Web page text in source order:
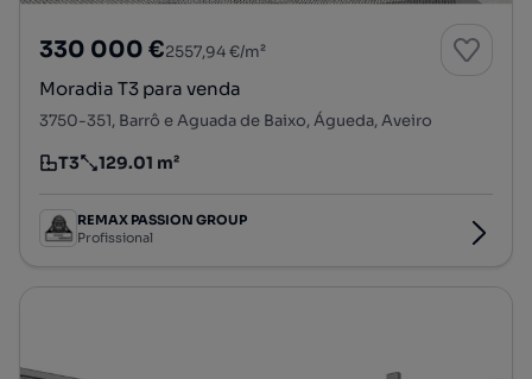
330 000 €2557,94 €/m²
Moradia T3 para venda
3750-351, Barrô e Aguada de Baixo, Águeda, Aveiro
Tipologia
T3
Preço por metro quadrado
129.01 m²
REMAX PASSION GROUP
Profissional